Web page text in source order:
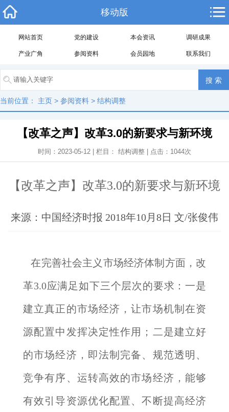
移动版
网站首页 党的建设 本会资讯 调研成果
产业广角 参阅资料 会员园地 联系我们
当前位置： 主页 > 参阅资料 > 结构调整
【改革之声】改革3.0的新要求与新环境
时间：2023-05-12 | 栏目： 结构调整 | 点击： 1044次
【改革之声】改革3.0的新要求与新环境
来源：中国经济时报 2018年10月8日 文/张俊伟
在完善社会主义市场经济体制方面，改
革3.0应满足如下三个层次的要求：一是
建立真正的市场经济，让市场机制在资
源配置中发挥决定性作用；二是建立好
的市场经济，即法制完备、规范透明、
竞争有序、运转高效的市场经济，能够
有效引导资源优化配置、不断提高经济